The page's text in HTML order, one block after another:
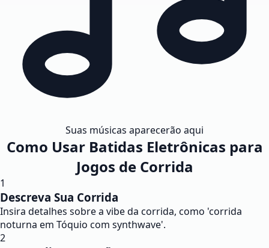
Suas músicas aparecerão aqui
Como Usar Batidas Eletrônicas para
Jogos de Corrida
1
Descreva Sua Corrida
Insira detalhes sobre a vibe da corrida, como 'corrida
noturna em Tóquio com synthwave'.
2